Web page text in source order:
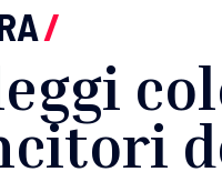
/
leggi